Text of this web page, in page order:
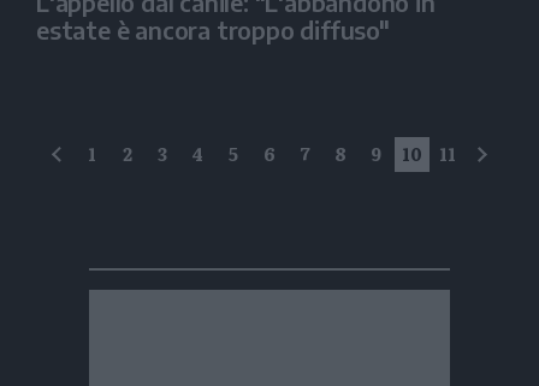
estate è ancora troppo diffuso"
precedente
1 2 3 4 5 6 7 8 9 10 11